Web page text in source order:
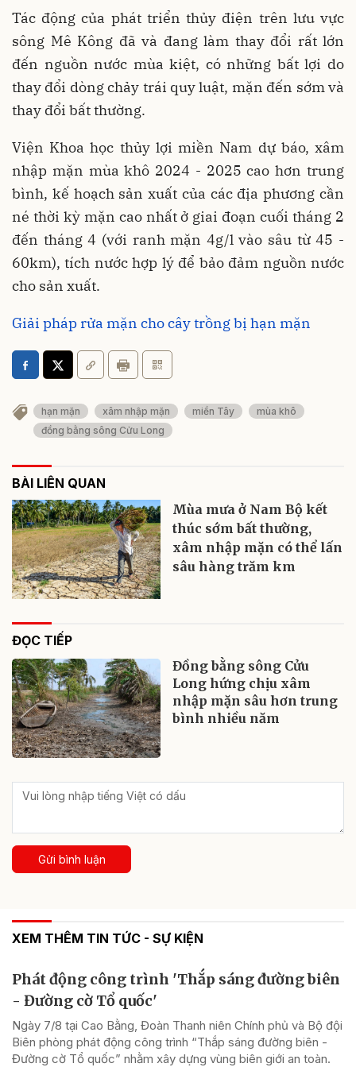
Tác động của phát triển thủy điện trên lưu vực
sông Mê Kông đã và đang làm thay đổi rất lớn
đến nguồn nước mùa kiệt, có những bất lợi do
thay đổi dòng chảy trái quy luật, mặn đến sớm và
thay đổi bất thường.
Viện Khoa học thủy lợi miền Nam dự báo, xâm
nhập mặn mùa khô 2024 - 2025 cao hơn trung
bình, kế hoạch sản xuất của các địa phương cần
né thời kỳ mặn cao nhất ở giai đoạn cuối tháng 2
đến tháng 4 (với ranh mặn 4g/l vào sâu từ 45 -
60km), tích nước hợp lý để bảo đảm nguồn nước
cho sản xuất.
Giải pháp rửa mặn cho cây trồng bị hạn mặn
hạn mặn xâm nhập mặn miền Tây
mùa khô
đồng bằng sông Cửu Long
BÀI LIÊN QUAN
Mùa mưa ở Nam Bộ kết
thúc sớm bất thường,
xâm nhập mặn có thể lấn
sâu hàng trăm km
ĐỌC TIẾP
Đồng bằng sông Cửu
Long hứng chịu xâm
nhập mặn sâu hơn trung
bình nhiều năm
Gửi bình luận
XEM THÊM TIN TỨC - SỰ KIỆN
Phát động công trình 'Thắp sáng đường biên
- Đường cờ Tổ quốc'
Ngày 7/8 tại Cao Bằng, Đoàn Thanh niên Chính phủ và Bộ đội
Biên phòng phát động công trình “Thắp sáng đường biên -
Đường cờ Tổ quốc” nhằm xây dựng vùng biên giới an toàn.